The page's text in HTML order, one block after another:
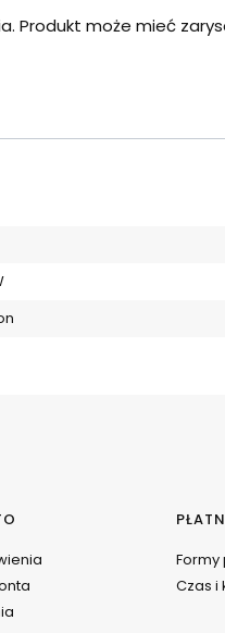
może mieć
Formy
Czas i